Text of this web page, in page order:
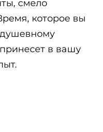
смело
которое вы
душевному
в вашу